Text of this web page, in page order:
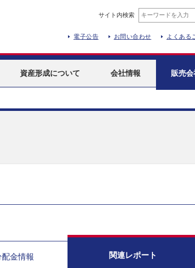
サイト内検索
電子公告 お問い合わせ よくある
資産形成について 会社情報 販売
金情報 関連レポート